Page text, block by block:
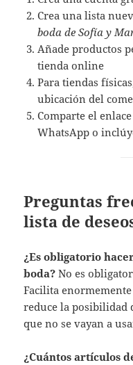
Crea una lista
boda de Sofía y
Añade productos
tienda online
Para tiendas
ubicación del
Comparte el
WhatsApp o
Preguntas
lista de
¿Es obligatorio
boda? No es
Facilita
reduce la posibilidad
que no se vayan a
¿Cuántos artículos